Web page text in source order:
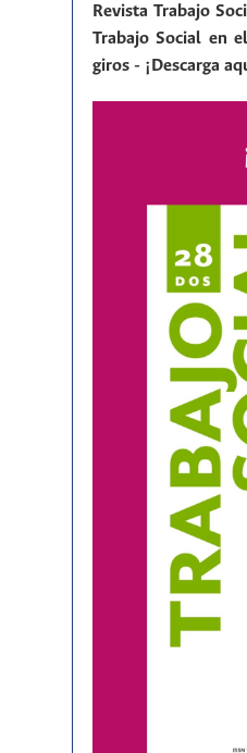
Revista Trabajo
Trabajo Social en
giros - ¡Descarga